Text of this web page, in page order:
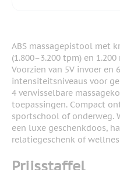
ABS massagepistool met
(1.800–3.200 tpm) en
Voorzien van 5V invoer en
intensiteitsniveaus voor
4 verwisselbare
toepassingen. Compact
sportschool of onderweg.
een luxe geschenkdoos,
relatiegeschenk of
Prijsstaffel